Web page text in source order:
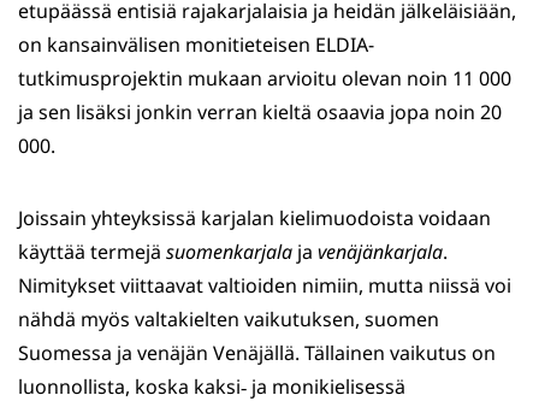
etupäässä entisiä rajakarjalaisia ja heidän jälkeläisiään,
on kansainvälisen monitieteisen ELDIA-
tutkimusprojektin mukaan arvioitu olevan noin 11 000
ja sen lisäksi jonkin verran kieltä osaavia jopa noin 20
000.
Joissain yhteyksissä karjalan kielimuodoista voidaan
käyttää termejä suomenkarjala ja venäjänkarjala.
Nimitykset viittaavat valtioiden nimiin, mutta niissä voi
nähdä myös valtakielten vaikutuksen, suomen
Suomessa ja venäjän Venäjällä. Tällainen vaikutus on
luonnollista, koska kaksi‑ ja monikielisessä